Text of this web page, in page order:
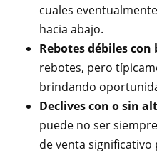
cuales
hacia abajo.
Rebotes débiles
rebotes, pero
brindando
Declives con o sin
puede no ser
de venta